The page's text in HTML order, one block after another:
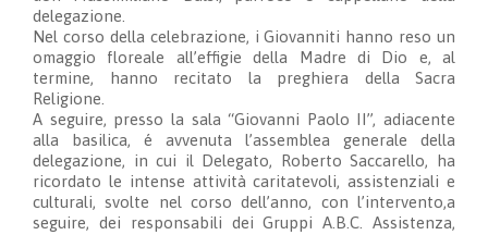
delegazione.
Nel corso della celebrazione, i Giovanniti hanno reso un
omaggio floreale all’effigie della Madre di Dio e, al
termine, hanno recitato la preghiera della Sacra
Religione.
A seguire, presso la sala “Giovanni Paolo II”, adiacente
alla basilica, é avvenuta l’assemblea generale della
delegazione, in cui il Delegato, Roberto Saccarello, ha
ricordato le intense attività caritatevoli, assistenziali e
culturali, svolte nel corso dell’anno, con l’intervento,a
seguire, dei responsabili dei Gruppi A.B.C. Assistenza,